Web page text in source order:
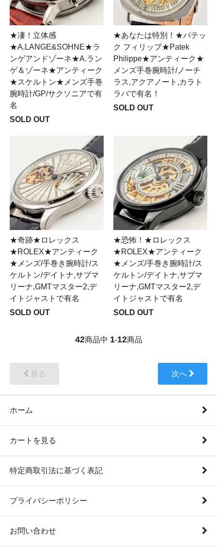
★凄！立体感
★A.LANGE&SOHNE★ラ
ンゲアンドゾーネ★A.ラン
ゲ＆ゾーネ★アンティーク
★スケルトン★メンズ手巻
腕時計/GP/サクソニアで有
名
SOLD OUT
★あなたは特別！★パテッ
ク フィリップ★Patek
Philippe★アンティーク★
メンズ手巻腕時計/ノーチ
ラス,アクアノート,カラト
ラバで有名！
SOLD OUT
★奇跡★ロレックス
★ROLEX★アンティーク
★メンズ/手巻き腕時計/ス
ケルトン/デイトナ,サブマ
リーナ,GMTマスター2,デ
イトジャストで有名
SOLD OUT
★恐怖！★ロレックス
★ROLEX★アンティーク
★メンズ/手巻き腕時計/ス
ケルトン/デイトナ,サブマ
リーナ,GMTマスター2,デ
イトジャストで有名
SOLD OUT
42商品中 1-12商品
戻る 次へ
ホーム
カートを見る
特定商取引法に基づく表記
プライバシーポリシー
お問い合わせ